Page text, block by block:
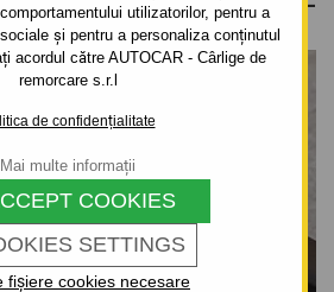
utilizatorilor, pentru a
și pentru a personaliza conținutul
acordul către AUTOCAR - Cârlige de
remorcare s.r.l
de confidențialitate
SETTINGS
COOKIES
fișiere cookies necesare
Mai multe informații
2003